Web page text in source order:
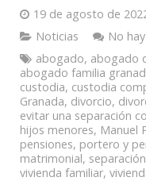
19 de agosto de
Noticias
No
abogado, abogado
abogado familia
custodia, custodia
Granada, divorcio,
evitar una separación
hijos menores, Manuel
pensiones, portero y
matrimonial, separación
vivienda familiar,